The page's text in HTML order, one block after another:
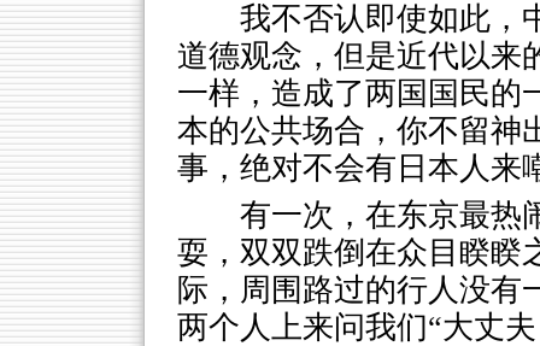
我不否认即使如此，
道德观念，但是近代以来
一样，造成了两国国民的
本的公共场合，你不留神
事，绝对不会有日本人来
有一次，在东京最热
耍，双双跌倒在众目睽睽
际，周围路过的行人没有
两个人上来问我们“大丈